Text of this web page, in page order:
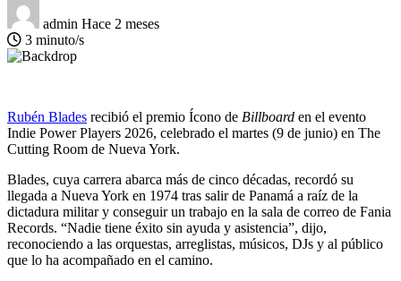
admin Hace 2 meses
3 minuto/s
Rubén Blades recibió el premio Ícono de Billboard en el evento
Indie Power Players 2026, celebrado el martes (9 de junio) en The
Cutting Room de Nueva York.
Blades, cuya carrera abarca más de cinco décadas, recordó su
llegada a Nueva York en 1974 tras salir de Panamá a raíz de la
dictadura militar y conseguir un trabajo en la sala de correo de Fania
Records. “Nadie tiene éxito sin ayuda y asistencia”, dijo,
reconociendo a las orquestas, arreglistas, músicos, DJs y al público
que lo ha acompañado en el camino.